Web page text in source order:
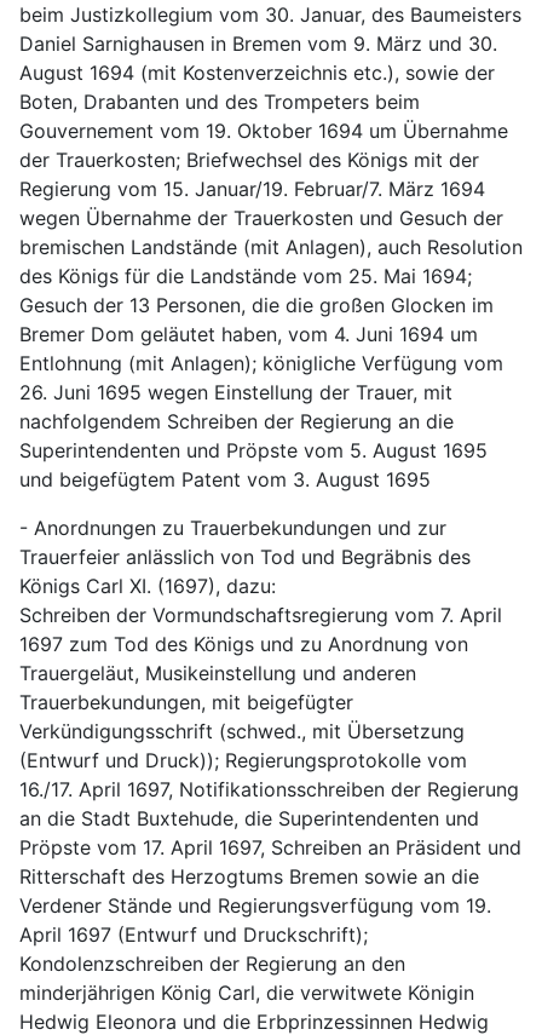
beim Justizkollegium vom 30. Januar, des Baumeisters
Daniel Sarnighausen in Bremen vom 9. März und 30.
August 1694 (mit Kostenverzeichnis etc.), sowie der
Boten, Drabanten und des Trompeters beim
Gouvernement vom 19. Oktober 1694 um Übernahme
der Trauerkosten; Briefwechsel des Königs mit der
Regierung vom 15. Januar/19. Februar/7. März 1694
wegen Übernahme der Trauerkosten und Gesuch der
bremischen Landstände (mit Anlagen), auch Resolution
des Königs für die Landstände vom 25. Mai 1694;
Gesuch der 13 Personen, die die großen Glocken im
Bremer Dom geläutet haben, vom 4. Juni 1694 um
Entlohnung (mit Anlagen); königliche Verfügung vom
26. Juni 1695 wegen Einstellung der Trauer, mit
nachfolgendem Schreiben der Regierung an die
Superintendenten und Pröpste vom 5. August 1695
und beigefügtem Patent vom 3. August 1695
- Anordnungen zu Trauerbekundungen und zur
Trauerfeier anlässlich von Tod und Begräbnis des
Königs Carl XI. (1697), dazu:
Schreiben der Vormundschaftsregierung vom 7. April
1697 zum Tod des Königs und zu Anordnung von
Trauergeläut, Musikeinstellung und anderen
Trauerbekundungen, mit beigefügter
Verkündigungsschrift (schwed., mit Übersetzung
(Entwurf und Druck)); Regierungsprotokolle vom
16./17. April 1697, Notifikationsschreiben der Regierung
an die Stadt Buxtehude, die Superintendenten und
Pröpste vom 17. April 1697, Schreiben an Präsident und
Ritterschaft des Herzogtums Bremen sowie an die
Verdener Stände und Regierungsverfügung vom 19.
April 1697 (Entwurf und Druckschrift);
Kondolenzschreiben der Regierung an den
minderjährigen König Carl, die verwitwete Königin
Hedwig Eleonora und die Erbprinzessinnen Hedwig